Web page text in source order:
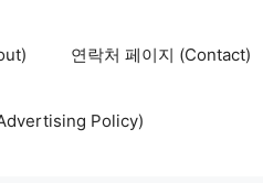
연락처 페이지 (Contact)
Policy)